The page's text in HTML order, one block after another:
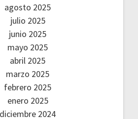
agosto 2025
julio 2025
junio 2025
mayo 2025
abril 2025
marzo 2025
febrero 2025
enero 2025
diciembre 2024